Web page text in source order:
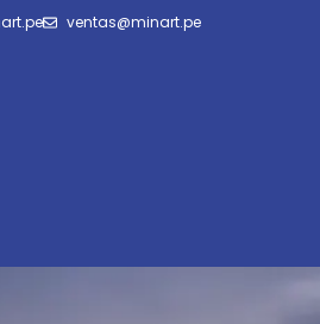
ventas@minart.pe